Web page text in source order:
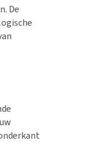
De